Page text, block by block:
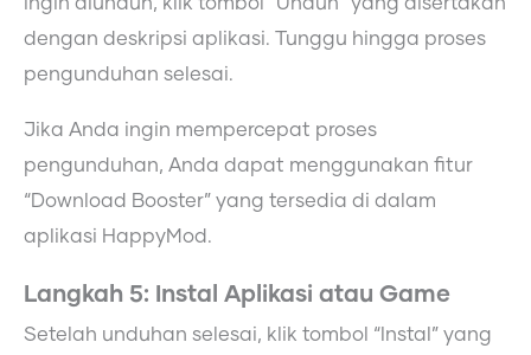
dengan deskripsi aplikasi. Tunggu hingga proses
pengunduhan selesai.
Jika Anda ingin mempercepat proses
pengunduhan, Anda dapat menggunakan fitur
“Download Booster” yang tersedia di dalam
aplikasi HappyMod.
Langkah 5: Instal Aplikasi atau Game
Setelah unduhan selesai, klik tombol “Instal” yang